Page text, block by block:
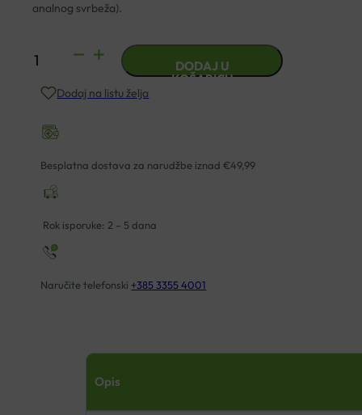
analnog svrbeža).
DIETPHARM
AKUT
GEL
30ML
DODAJ U
KOŠARICU
Dodaj na listu želja
Besplatna dostava za narudžbe iznad €49,99
Rok isporuke: 2 – 5 dana
Naručite telefonski +385 3355 4001
Opis